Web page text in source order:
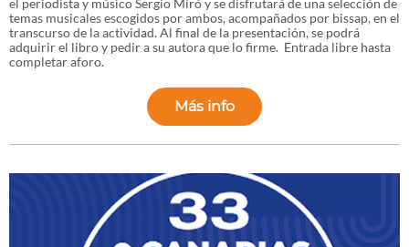
el periodista y músico Sergio Miró y se disfrutará de una selección de
temas musicales escogidos por ambos, acompañados por bissap, en el
transcurso de la actividad. Al final de la presentación, se podrá
adquirir el libro y pedir a su autora que lo firme. Entrada libre hasta
completar aforo.
Más info